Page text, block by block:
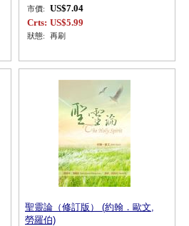
市價:
US$7.04
Crts: US$5.99
狀態: 再刷
聖靈論（修訂版） (約翰．歐文,
勞羅伯)